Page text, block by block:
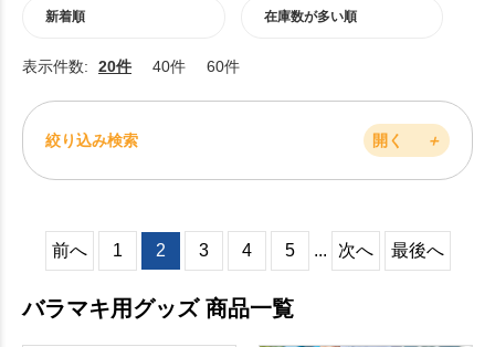
新着順 在庫数が多い順
表示件数: 20件 40件 60件
絞り込み検索 開く ＋
前へ 1 2 3 4 5 ... 次へ 最後へ
バラマキ用グッズ 商品一覧